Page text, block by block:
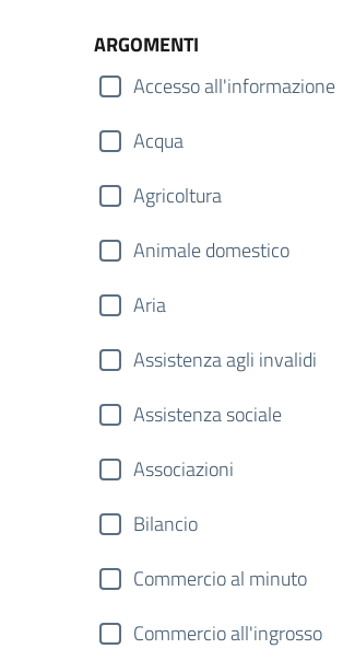
ARGOMENTI
Accesso all'informazione
Acqua
Agricoltura
Animale domestico
Aria
Assistenza agli invalidi
Assistenza sociale
Associazioni
Bilancio
Commercio al minuto
Commercio all'ingrosso